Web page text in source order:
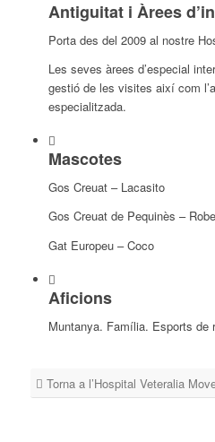
Antiguitat i Àrees
Porta des del 2009 al nostre
Les seves àrees d’especial
gestió de les visites així com
especialitzada.
Mascotes
Gos Creuat – Lacasito
Gos Creuat de Pequinès –
Gat Europeu – Coco
Aficions
Muntanya. Família. Esports de
Torna a l’Hospital Veteralia